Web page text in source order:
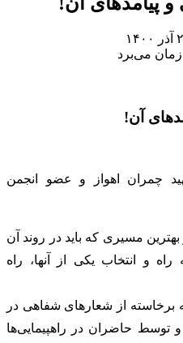
آن!
چمران اهواز و عضو انجمن
مسیری که باید در روند آن
و انتخاب یکی از آنها، راه
برخاسته از شعارهای شفاهی در
توسط حاضران در راهپیمایی‌ها